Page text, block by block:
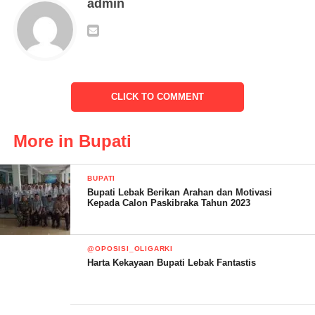
Masyarakat, Tokoh Agama, Tokoh Pemuda, Tokoh Adat, Hadir
juga kepala adat Bandakh Badak suntan Paksi paduman
makhga,Dan Ibu-ibu Pengajian.
admin
CLICK TO COMMENT
More in Bupati
BUPATI
Bupati Lebak Berikan Arahan dan Motivasi
Kepada Calon Paskibraka Tahun 2023
@OPOSISI_OLIGARKI
Harta Kekayaan Bupati Lebak Fantastis